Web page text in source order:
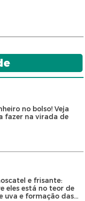
no bolso! Veja
fazer na virada de
e frisante:
eles está no teor de
uva e formação das...